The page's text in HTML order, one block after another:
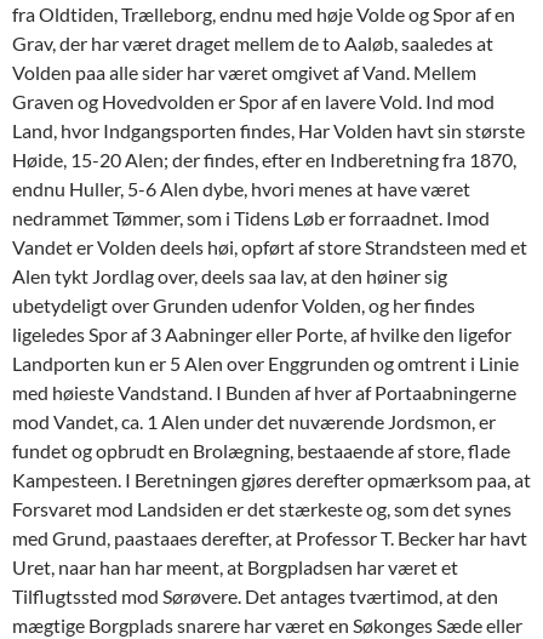
fra Oldtiden, Trælleborg, endnu med høje Volde og Spor af en
Grav, der har været draget mellem de to Aaløb, saaledes at
Volden paa alle sider har været omgivet af Vand. Mellem
Graven og Hovedvolden er Spor af en lavere Vold. Ind mod
Land, hvor Indgangsporten findes, Har Volden havt sin største
Høide, 15-20 Alen; der findes, efter en Indberetning fra 1870,
endnu Huller, 5-6 Alen dybe, hvori menes at have været
nedrammet Tømmer, som i Tidens Løb er forraadnet. Imod
Vandet er Volden deels høi, opført af store Strandsteen med et
Alen tykt Jordlag over, deels saa lav, at den høiner sig
ubetydeligt over Grunden udenfor Volden, og her findes
ligeledes Spor af 3 Aabninger eller Porte, af hvilke den ligefor
Landporten kun er 5 Alen over Enggrunden og omtrent i Linie
med høieste Vandstand. I Bunden af hver af Portaabningerne
mod Vandet, ca. 1 Alen under det nuværende Jordsmon, er
fundet og opbrudt en Brolægning, bestaaende af store, flade
Kampesteen. I Beretningen gjøres derefter opmærksom paa, at
Forsvaret mod Landsiden er det stærkeste og, som det synes
med Grund, paastaaes derefter, at Professor T. Becker har havt
Uret, naar han har meent, at Borgpladsen har været et
Tilflugtssted mod Sørøvere. Det antages tværtimod, at den
mægtige Borgplads snarere har været en Søkonges Sæde eller